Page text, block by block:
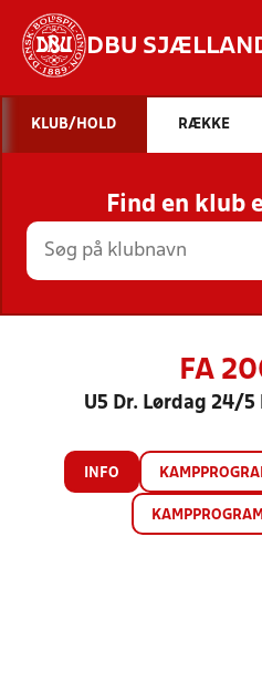
DBU
STILLINGER,
KLUB/HOLD RÆKKE
Find en klub
FA
U5 Dr. Lørdag 24/5
INFO